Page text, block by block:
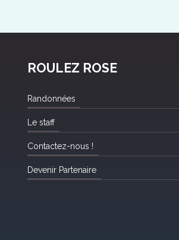
ROULEZ ROSE
Randonnées
Le staff
Contactez-nous !
Devenir Partenaire